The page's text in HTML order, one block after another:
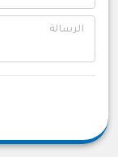
الرسالة